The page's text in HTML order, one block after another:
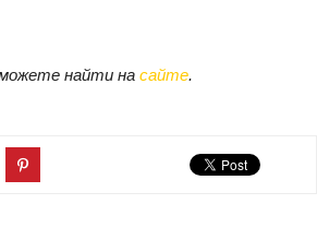
можете найти на сайте.